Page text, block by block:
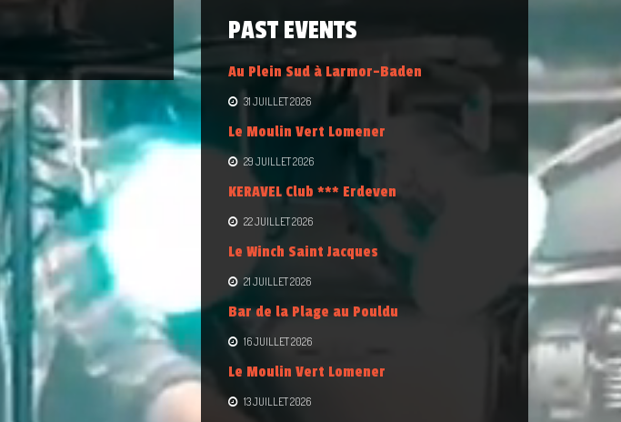
PAST EVENTS
Au Plein Sud à Larmor-Baden
31 JUILLET 2026
Le Moulin Vert Lomener
29 JUILLET 2026
KERAVEL Club *** Erdeven
22 JUILLET 2026
Le Winch Saint Jacques
21 JUILLET 2026
Bar de la Plage au Pouldu
16 JUILLET 2026
Le Moulin Vert Lomener
13 JUILLET 2026